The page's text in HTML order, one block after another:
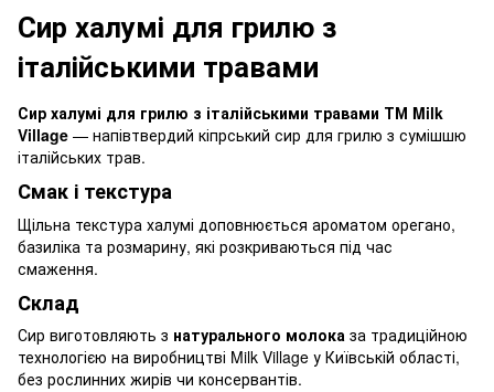
Сир халумі для грилю з
італійськими травами
Сир халумі для грилю з італійськими травами ТМ Milk
Village — напівтвердий кіпрський сир для грилю з сумішшю
італійських трав.
Смак і текстура
Щільна текстура халумі доповнюється ароматом орегано,
базиліка та розмарину, які розкриваються під час
смаження.
Склад
Сир виготовляють з натурального молока за традиційною
технологією на виробництві Milk Village у Київській області,
без рослинних жирів чи консервантів.